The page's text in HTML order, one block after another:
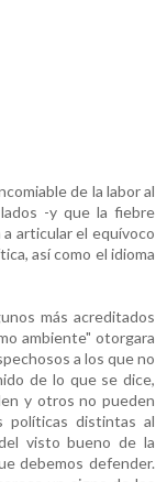
de la labor al
-y que la fiebre
articular el equívoco
así como el idioma
más acreditados
ambiente" otorgara
a los que no
de lo que se dice,
y otros no pueden
políticas distintas al
visto bueno de la
debemos defender.